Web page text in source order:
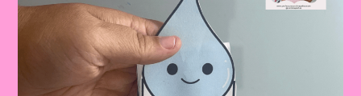
PARA
O
DIA
MUNDIAL
DA
ÁGUA!
🌊
💦